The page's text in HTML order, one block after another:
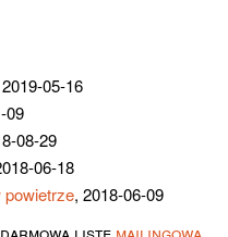
05-16
09
08-29
06-18
powietrze, 2018-06-09
listę mailingową